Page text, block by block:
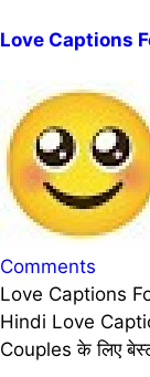
Love Captions
Comments
Love Captions For Instagram In Hindi: आज की ये पोस्ट
Hindi Love
Couples के लिए